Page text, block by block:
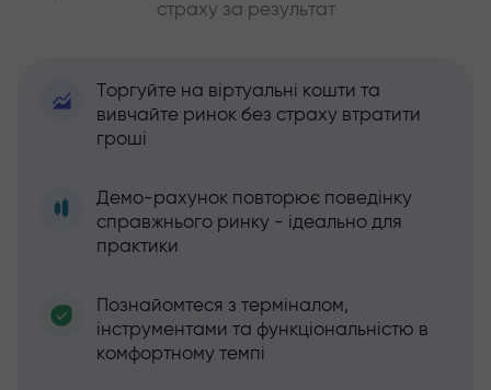
страху за результат
Торгуйте на віртуальні кошти та
вивчайте ринок без страху втратити
гроші
Демо-рахунок повторює поведінку
справжнього ринку - ідеально для
практики
Познайомтеся з терміналом,
інструментами та функціональністю в
комфортному темпі